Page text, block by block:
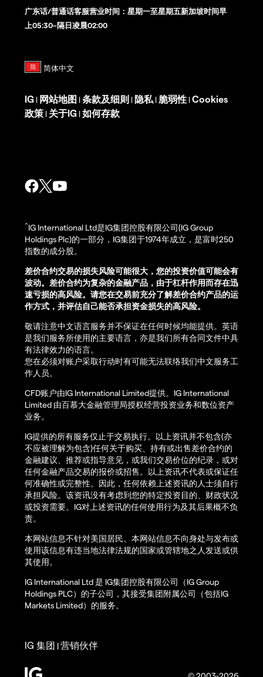
广东话/普通话客服营业时间：星期一至星期五新加坡时间早
上05:30–隔日凌晨02:00
IG | 网站地图 | 条款及细则 | 隐私 | 脆弱性 | Cookies
政策 | 关于IG | 如何存款
^IG International Ltd是IG集团控股有限公司(IG Group
Holdings Plc)的一部分，IG集团于1974年成立，是富时250
指数的成分股。
差价合约交易的损失风险可能很大，您的投资价值可能会有
波动。差价合约为复杂的金融产品，由于杠杆作用而存在迅
速亏损的高风险。请您在交易前充分了解差价合约产品的运
作方式，并评估自己能否承担资金损失的高风险。
敬请注意中文语言服务并不保证在任何时候均能提供。英语
是我们服务所使用的主要语言，亦是我们所有合同文件中具
有法律效力的语言。
您在必须对账户采取行动时有可能无法联络我们中文服务工
作人员。
CFD账户由IG International Limited提供。IG International
Limited 由百慕大金融管理局授权经营投资业务和数位资产
业务。
IG提供的所有服务仅止于交易执行。以上资讯并不包含(亦
不应被理解为包含)任何关于购买、持有或出售差价合约的
金融建议、推荐或指导意见，或我们交易价位的纪录，或对
任何金融产品交易的报价或招售。以上资讯不代表或保证任
何准确性或完整性。因此，任何依赖上述资讯的人士须自行
承担风险。该资讯没有考虑到您的特定投资目的、财政状况
或投资需要。IG对上述资讯的任何使用行为及其后果概不负
责。
本网站信息不针对美国居民。本网站信息不向身处与发布或
使用该信息有违当地法律法规的国家或管辖地之人发送或供
其使用。
IG International Ltd 是 IG集团控股有限公司（IG Group
Holdings PLC）的子公司，其接受集团附属公司（包括IG
Markets Limited）的服务。
IG 集团 |营销伙伴